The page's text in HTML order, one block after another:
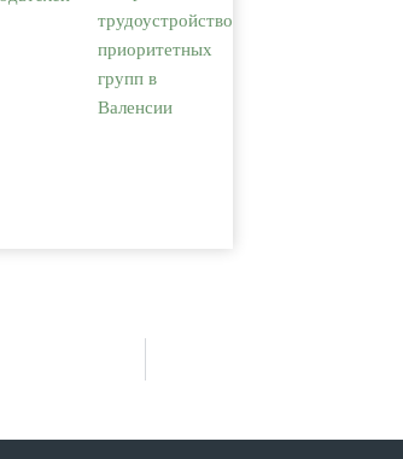
трудоустройство
приоритетных
групп в
Валенсии